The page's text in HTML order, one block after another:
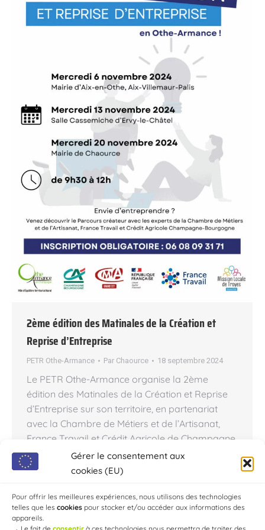
Gérer le consentement aux
cookies (EU)
Pour offrir les meilleures expériences, nous utilisons des technologies
telles que les cookies pour stocker et/ou accéder aux informations des
appareils.
2ème édition des Matinales de la Création et
Reprise d’Entreprise
PETR Othe-Armance Par Chaource 18 septembre 2024
Le PETR Othe-Armance organise la 2ème
édition des Matinales de la Création et Reprise
d’Entreprise sur son territoire, en partenariat
avec la Chambre de Métiers et de l’Artisanat,
France Travail et Crédit Agricole de Champagne
Bourgogne. Les participants bénéficieront d’une
présentation du parcours créateur avec les
matinales…